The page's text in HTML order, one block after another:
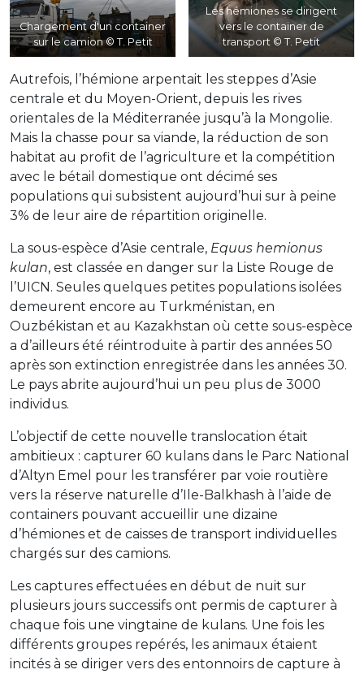
Chargement d'un container
sur le camion © T. Petit
Les hémiones se dirigent
vers le container de
transport © T. Petit
Autrefois, l’hémione arpentait les steppes d’Asie
centrale et du Moyen-Orient, depuis les rives
orientales de la Méditerranée jusqu’à la Mongolie.
Mais la chasse pour sa viande, la réduction de son
habitat au profit de l’agriculture et la compétition
avec le bétail domestique ont décimé ses
populations qui subsistent aujourd’hui sur à peine
3% de leur aire de répartition originelle.
La sous-espèce d’Asie centrale, Equus hemionus
kulan, est classée en danger sur la Liste Rouge de
l’UICN. Seules quelques petites populations isolées
demeurent encore au Turkménistan, en
Ouzbékistan et au Kazakhstan où cette sous-espèce
a d’ailleurs été réintroduite à partir des années 50
après son extinction enregistrée dans les années 30.
Le pays abrite aujourd’hui un peu plus de 3000
individus.
L’objectif de cette nouvelle translocation était
ambitieux : capturer 60 kulans dans le Parc National
d’Altyn Emel pour les transférer par voie routière
vers la réserve naturelle d’Ile-Balkhash à l’aide de
containers pouvant accueillir une dizaine
d’hémiones et de caisses de transport individuelles
chargés sur des camions.
Les captures effectuées en début de nuit sur
plusieurs jours successifs ont permis de capturer à
chaque fois une vingtaine de kulans. Une fois les
différents groupes repérés, les animaux étaient
incités à se diriger vers des entonnoirs de capture à